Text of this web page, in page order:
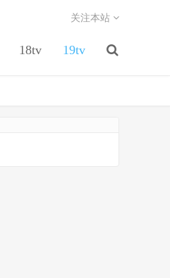
18tv 19tv
关注本站